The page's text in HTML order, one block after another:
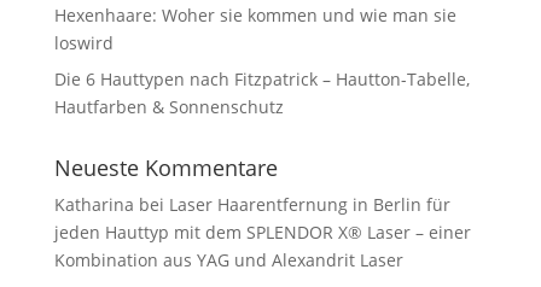
Hexenhaare: Woher sie kommen und wie man sie
loswird
Die 6 Hauttypen nach Fitzpatrick – Hautton-Tabelle,
Hautfarben & Sonnenschutz
Neueste Kommentare
Katharina bei Laser Haarentfernung in Berlin für
jeden Hauttyp mit dem SPLENDOR X® Laser – einer
Kombination aus YAG und Alexandrit Laser